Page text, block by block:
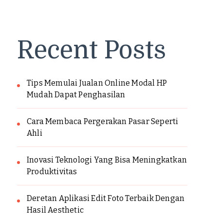
Recent Posts
Tips Memulai Jualan Online Modal HP
Mudah Dapat Penghasilan
Cara Membaca Pergerakan Pasar Seperti
Ahli
Inovasi Teknologi Yang Bisa Meningkatkan
Produktivitas
Deretan Aplikasi Edit Foto Terbaik Dengan
Hasil Aesthetic